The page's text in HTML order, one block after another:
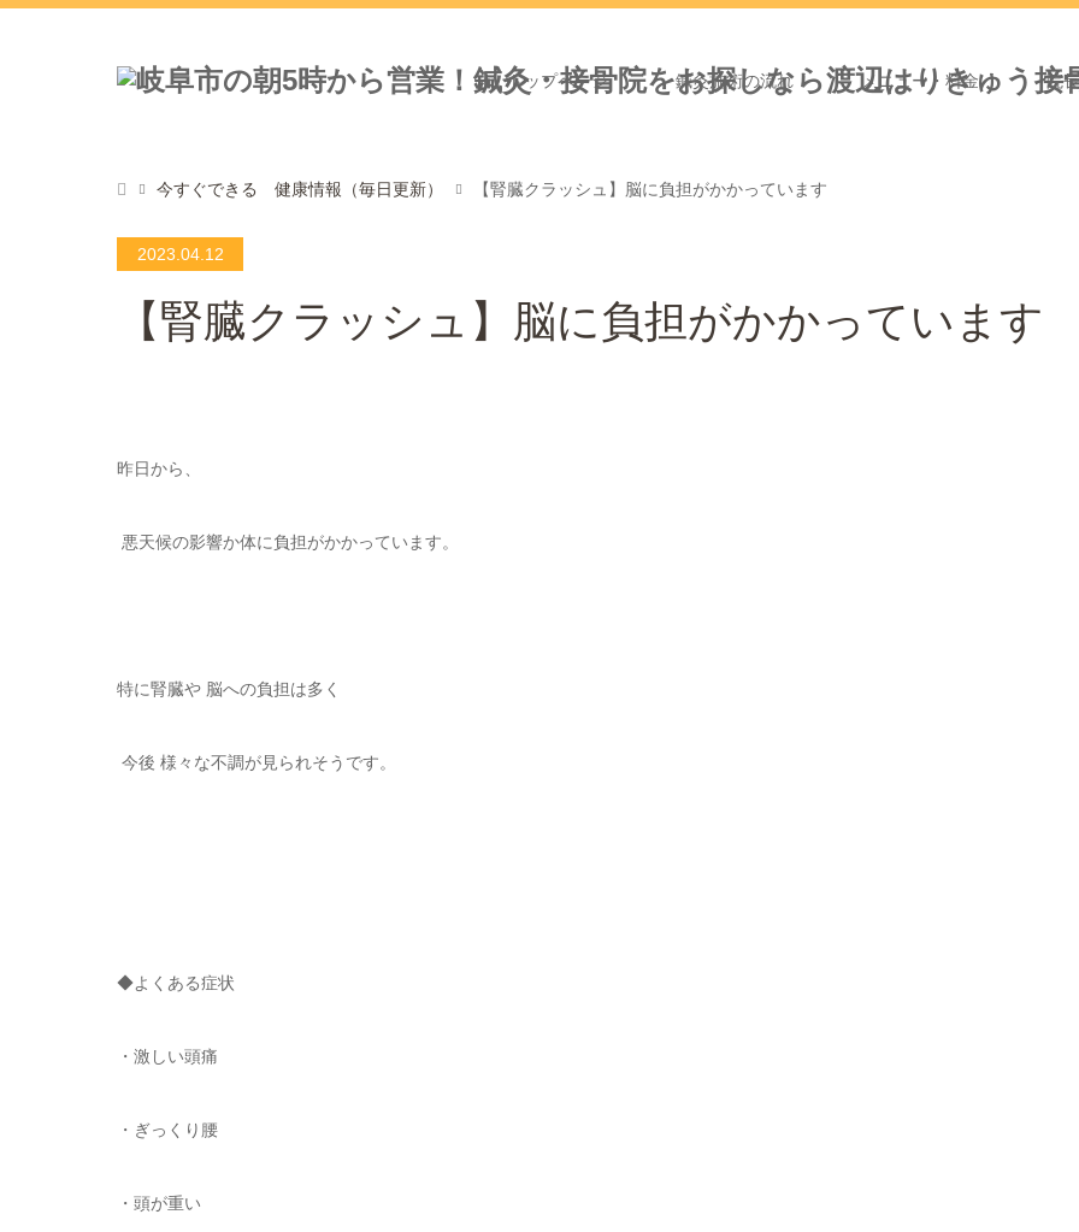
トップページ 鍼灸施術の流れ メニュー・料金 院
今すぐできる 健康情報（毎日更新） 【腎臓クラッシュ】脳に負担がかかっています
2023.04.12
【腎臓クラッシュ】脳に負担がかかっています
昨日から、
悪天候の影響か体に負担がかかっています。
特に腎臓や 脳への負担は多く
今後 様々な不調が見られそうです。
◆よくある症状
・激しい頭痛
・ぎっくり腰
・頭が重い